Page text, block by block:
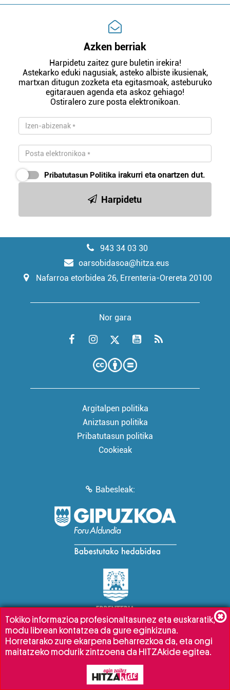
Azken berriak
Harpidetu zaitez gure buletin irekira!
Astekarko eduki nagusiak, asteko albiste ikusienak,
martxan ditugun zozketa eta egitasmoak, asteburuko
egitarauen agenda eta askoz gehiago!
Ostiralero zure posta elektronikoan.
Pribatutasun Politika irakurri eta onartzen dut.
Harpidetu
943 34 03 30
oarsobidasoa@hitza.eus
Nafarroa etorbidea 26, Errenteria-Orereta 20100
Nor gara
Argitalpen politika
Aniztasun politika
Pribatutasun politika
Cookieak
Babesleak:
Tokiko informazioa profesionaltasunez eta euskaratik,
modu librean kontatzea da gure eginkizuna.
Horretarako zure ekarpena beharrezkoa da, eta ongi
maitatzeko modurik zintzoena da HITZAkide egitea.